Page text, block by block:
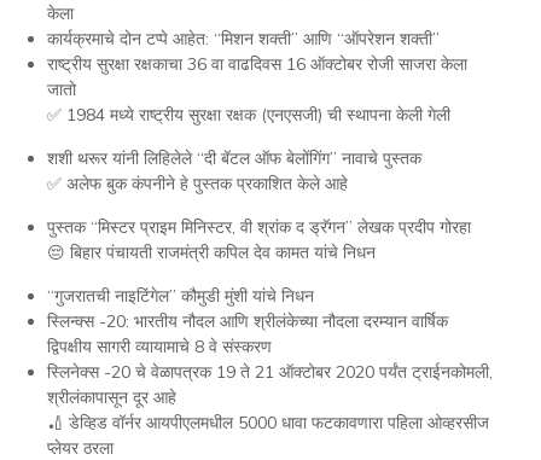
केला
कार्यक्रमाचे दोन टप्पे आहेत: “मिशन शक्ती” आणि “ऑपरेशन शक्ती”
राष्ट्रीय सुरक्षा रक्षकाचा 36 वा वाढदिवस 16 ऑक्टोबर रोजी साजरा केला
जातो
✅ 1984 मध्ये राष्ट्रीय सुरक्षा रक्षक (एनएसजी) ची स्थापना केली गेली
शशी थरूर यांनी लिहिलेले “दी बॅटल ऑफ बेलोंगिंग” नावाचे पुस्तक
✅ अलेफ बुक कंपनीने हे पुस्तक प्रकाशित केले आहे
पुस्तक “मिस्टर प्राइम मिनिस्टर, वी श्रांक द ड्रॅगन” लेखक प्रदीप गोरहा
😔 बिहार पंचायती राजमंत्री कपिल देव कामत यांचे निधन
“गुजरातची नाइटिंगेल” कौमुडी मुंशी यांचे निधन
स्लिन्क्स -20: भारतीय नौदल आणि श्रीलंकेच्या नौदला दरम्यान वार्षिक
द्विपक्षीय सागरी व्यायामाचे 8 वे संस्करण
स्लिनेक्स -20 चे वेळापत्रक 19 ते 21 ऑक्टोबर 2020 पर्यंत ट्राईनकोमली,
श्रीलंकापासून दूर आहे
🏏 डेव्हिड वॉर्नर आयपीएलमधील 5000 धावा फटकावणारा पहिला ओव्हरसीज
प्लेयर ठरला